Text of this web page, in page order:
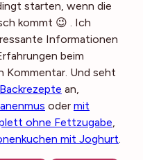
starten, wenn die
kommt 😉 . Ich
Informationen
beim
Kommentar. Und seht
an,
oder mit
ohne Fettzugabe,
mit Joghurt.